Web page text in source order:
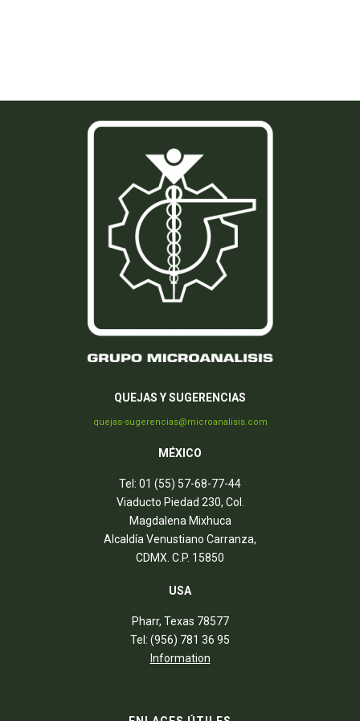
QUEJAS Y SUGERENCIAS
quejas-sugerencias@microanalisis.com
MÉXICO
Tel: 01 (55) 57-68-77-44
Viaducto Piedad 230, Col.
Magdalena Mixhuca
Alcaldía Venustiano Carranza,
CDMX. C.P. 15850
USA
Pharr, Texas 78577
Tel: (956) 781 36 95
Information